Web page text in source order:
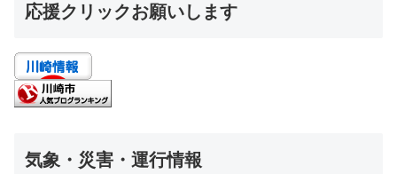
応援クリックお願いします
気象・災害・運行情報